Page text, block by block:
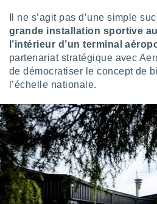
pas
de
vous
notre
que
Il ne s’agit pas d’une simple
grande installation sportive
l’intérieur d’un terminal
partenariat stratégique avec
de démocratiser le concept de
l’échelle nationale.